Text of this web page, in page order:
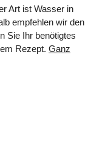
Art ist Wasser in
empfehlen wir den
Sie Ihr benötigtes
Rezept. Ganz